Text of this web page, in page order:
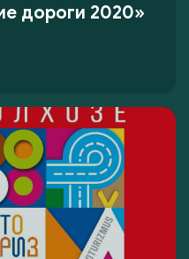
дороги 2020»